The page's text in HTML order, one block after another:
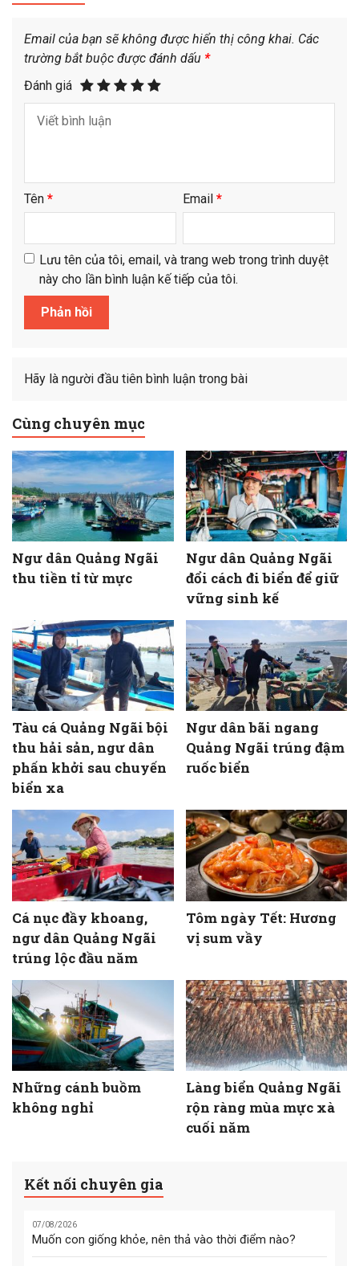
Email của bạn sẽ không được hiển thị công khai. Các
trường bắt buộc được đánh dấu *
Đánh giá
Tên * Email *
Lưu tên của tôi, email, và trang web trong trình duyệt
này cho lần bình luận kế tiếp của tôi.
Hãy là người đầu tiên bình luận trong bài
Cùng chuyên mục
Ngư dân Quảng Ngãi
thu tiền tỉ từ mực
Ngư dân Quảng Ngãi
đổi cách đi biển để giữ
vững sinh kế
Tàu cá Quảng Ngãi bội
thu hải sản, ngư dân
phấn khởi sau chuyến
biển xa
Ngư dân bãi ngang
Quảng Ngãi trúng đậm
ruốc biển
Cá nục đầy khoang,
ngư dân Quảng Ngãi
trúng lộc đầu năm
Tôm ngày Tết: Hương
vị sum vầy
Những cánh buồm
không nghỉ
Làng biển Quảng Ngãi
rộn ràng mùa mực xà
cuối năm
Kết nối chuyên gia
07/08/2026
Muốn con giống khỏe, nên thả vào thời điểm nào?